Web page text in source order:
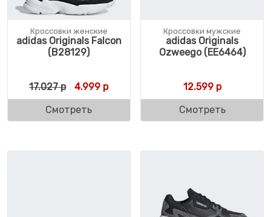
Кроссовки женские
adidas Originals Falcon
(B28129)
17.027р Первоначальная цена составляла 17.027
4.999 рТекущая цена: 4.999 р.
Смотреть
Кроссовки мужские
adidas Originals
Ozweego (EE6464)
12.599р
Смотреть